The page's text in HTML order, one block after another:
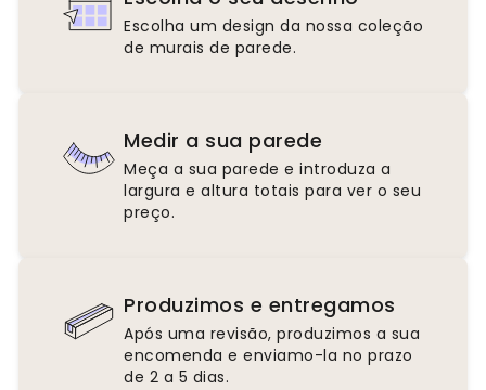
Escolha um design da nossa coleção
de murais de parede.
Medir a sua parede
Meça a sua parede e introduza a
largura e altura totais para ver o seu
preço.
Produzimos e entregamos
Após uma revisão, produzimos a sua
encomenda e enviamo-la no prazo
de 2 a 5 dias.